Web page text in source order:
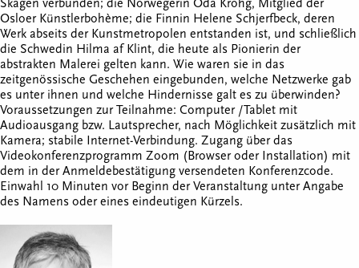
Skagen verbunden; die Norwegerin Oda Krohg, Mitglied der
Osloer Künstlerbohème; die Finnin Helene Schjerfbeck, deren
Werk abseits der Kunstmetropolen entstanden ist, und schließlich
die Schwedin Hilma af Klint, die heute als Pionierin der
abstrakten Malerei gelten kann. Wie waren sie in das
zeitgenössische Geschehen eingebunden, welche Netzwerke gab
es unter ihnen und welche Hindernisse galt es zu überwinden?
Voraussetzungen zur Teilnahme: Computer /Tablet mit
Audioausgang bzw. Lautsprecher, nach Möglichkeit zusätzlich mit
Kamera; stabile Internet-Verbindung. Zugang über das
Videokonferenzprogramm Zoom (Browser oder Installation) mit
dem in der Anmeldebestätigung versendeten Konferenzcode.
Einwahl 10 Minuten vor Beginn der Veranstaltung unter Angabe
des Namens oder eines eindeutigen Kürzels.